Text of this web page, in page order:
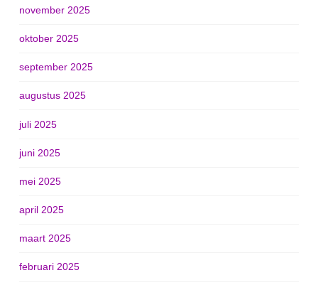
november 2025
oktober 2025
september 2025
augustus 2025
juli 2025
juni 2025
mei 2025
april 2025
maart 2025
februari 2025